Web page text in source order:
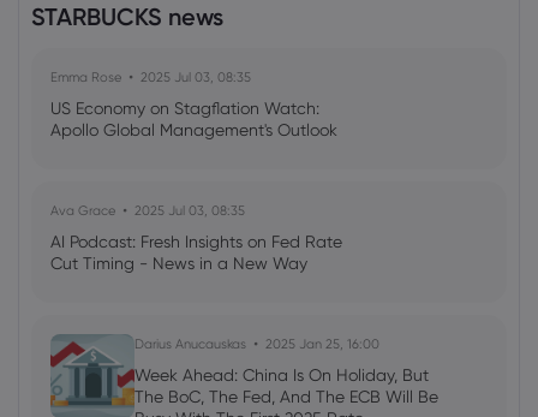
STARBUCKS news
Emma Rose 2025 Jul 03, 08:35
US Economy on Stagflation Watch:
Apollo Global Management's Outlook
Ava Grace 2025 Jul 03, 08:35
AI Podcast: Fresh Insights on Fed Rate
Cut Timing - News in a New Way
Darius Anucauskas 2025 Jan 25, 16:00
Week Ahead: China Is On Holiday, But
The BoC, The Fed, And The ECB Will Be